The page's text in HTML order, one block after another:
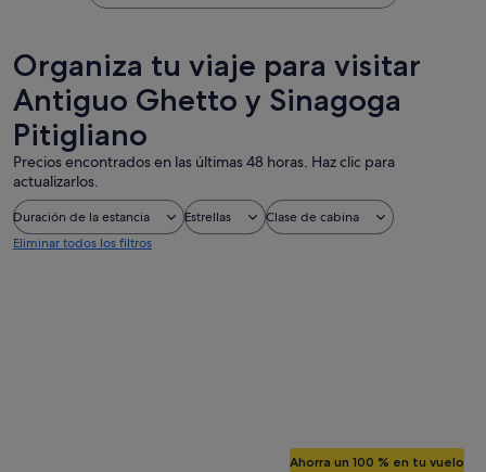
Organiza tu viaje para visitar
Antiguo Ghetto y Sinagoga
Pitigliano
Precios encontrados en las últimas 48 horas. Haz clic para
actualizarlos.
Duración de la estancia Estrellas
Clase de cabina
Eliminar todos los filtros
Ahorra un 100 % en tu vuelo